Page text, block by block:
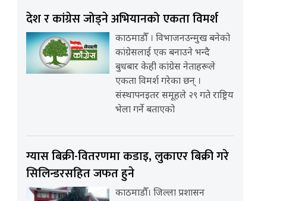
देश र कांग्रेस जोड्ने अभियानको एकता विमर्श
काठमाडौँ । विभाजनउन्मुख बनेको
कांग्रेसलाई एक बनाउने भन्दै
बुधबार केही कांग्रेस नेताहरूले
एकता विमर्श गरेका छन् ।
संस्थापनइतर समूहले २९ गते राष्ट्रिय
भेला गर्ने बताएको
ग्यास बिक्री-वितरणमा कडाइ, लुकाएर बिक्री गरे
सिलिन्डरसहित जफत हुने
काठमाडौँ। जिल्ला प्रशासन